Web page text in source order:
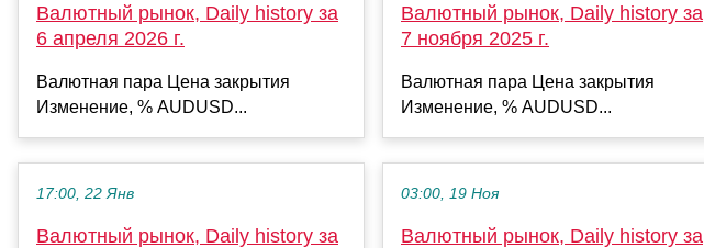
Валютный рынок, Daily history за
6 апреля 2026 г.
Валютная пара Цена закрытия
Изменение, % AUDUSD...
17:00, 22 Янв
Валютный рынок, Daily history за
Валютный рынок, Daily history за
7 ноября 2025 г.
Валютная пара Цена закрытия
Изменение, % AUDUSD...
03:00, 19 Ноя
Валютный рынок, Daily history за